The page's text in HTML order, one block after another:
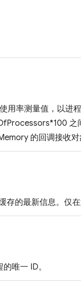
用率测量值，以进
之
的回调接收对
存的最新信息。仅
唯一 ID。